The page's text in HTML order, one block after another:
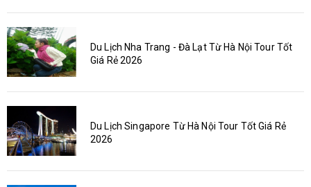
Du Lịch Nha Trang - Đà Lạt Từ Hà Nội Tour Tốt
Giá Rẻ 2026
Du Lịch Singapore Từ Hà Nội Tour Tốt Giá Rẻ
2026